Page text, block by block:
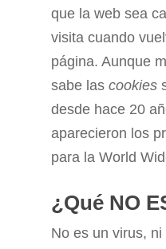
que la web sea
visita cuando
página. Aunque
sabe las cookies
desde hace 20
aparecieron los
para la World
¿Qué NO
No es un virus,